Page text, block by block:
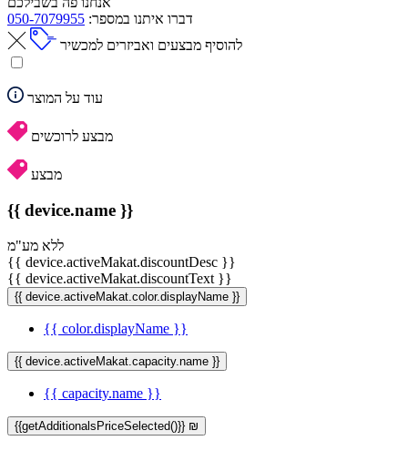
דברו איתנו במספר: 050-7079955
להוסיף מבצעים ואביזרים למכשיר
עוד על המוצר
מבצע לרוכשים
מבצע
{{ device.name }}
ללא מע"מ
{{ device.activeMakat.discountDesc }}
{{ device.activeMakat.discountText }}
{{ device.activeMakat.color.displayName }}
{{ color.displayName }}
{{ device.activeMakat.capacity.name }}
{{ capacity.name }}
{{getAdditionalsPriceSelected()}} ₪